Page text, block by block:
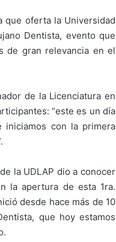
que oferta la Universidad
Dentista, evento que
de gran relevancia en el
de la Licenciatura en
“este es un día
iniciamos con la primera
la UDLAP dio a conocer
la apertura de esta 1ra.
desde hace más de 10
que hoy estamos